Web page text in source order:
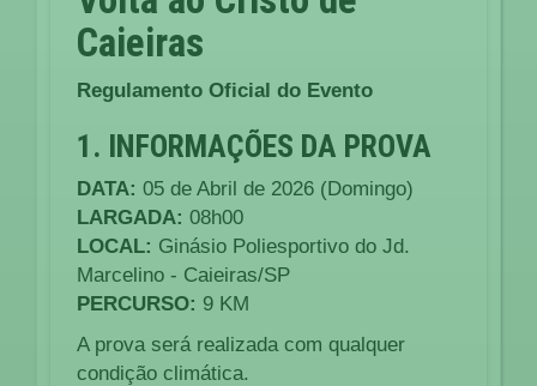
Caieiras
Regulamento Oficial do Evento
1. INFORMAÇÕES DA PROVA
DATA: 05 de Abril de 2026 (Domingo)
LARGADA: 08h00
LOCAL: Ginásio Poliesportivo do Jd.
Marcelino - Caieiras/SP
PERCURSO: 9 KM
A prova será realizada com qualquer
condição climática.